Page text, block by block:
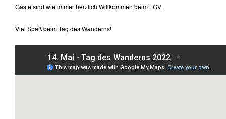
Gäste sind wie immer herzlich Willkommen beim FGV.
Viel Spaß beim Tag des Wanderns!